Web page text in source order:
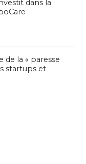
dans la
de la « paresse
startups et